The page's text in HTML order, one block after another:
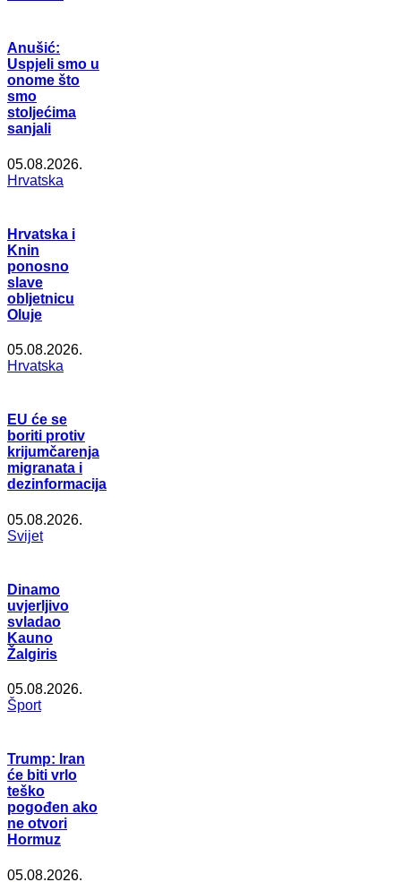
Anušić:
Uspjeli smo u
onome što
smo
stoljećima
sanjali
05.08.2026.
Hrvatska
Hrvatska i
Knin
ponosno
slave
obljetnicu
Oluje
05.08.2026.
Hrvatska
EU će se
boriti protiv
krijumčarenja
migranata i
dezinformacija
05.08.2026.
Svijet
Dinamo
uvjerljivo
svladao
Kauno
Žalgiris
05.08.2026.
Šport
Trump: Iran
će biti vrlo
teško
pogođen ako
ne otvori
Hormuz
05.08.2026.